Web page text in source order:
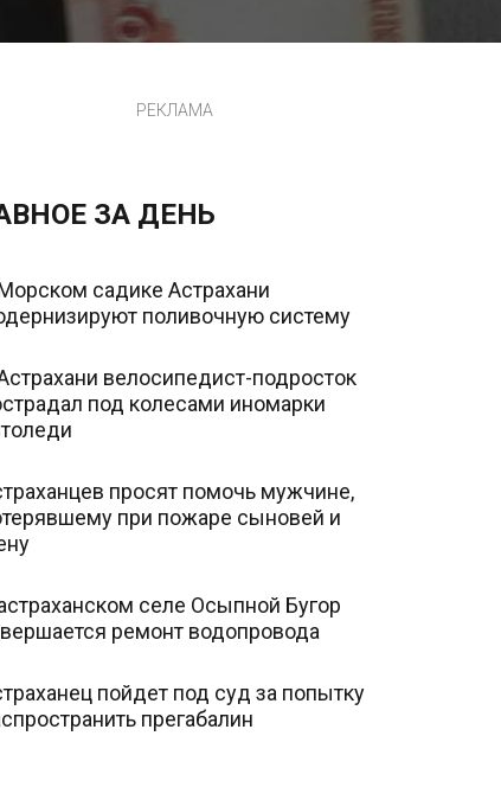
РЕКЛАМА
ЗА ДЕНЬ
садике Астрахани
поливочную систему
велосипедист-подросток
под колесами иномарки
просят помочь мужчине,
при пожаре сыновей и
селе Осыпной Бугор
ремонт водопровода
пойдет под суд за попытку
прегабалин